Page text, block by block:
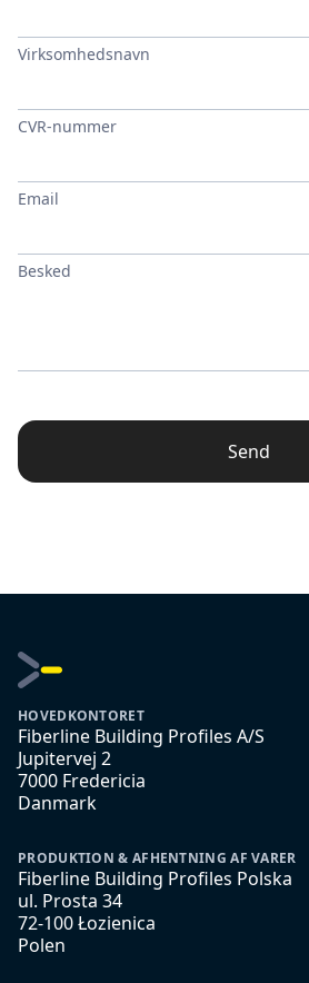
Virksomhedsnavn
CVR-nummer
Email
Besked
Send
HOVEDKONTORET
Fiberline Building Profiles A/S
Jupitervej 2
7000 Fredericia
Danmark
PRODUKTION & AFHENTNING AF VARER
Fiberline Building Profiles Polska
ul. Prosta 34
72-100 Łozienica
Polen